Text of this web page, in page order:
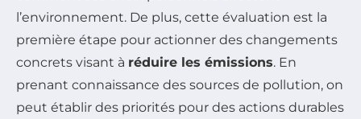
l’environnement. De plus, cette évaluation est la
première étape pour actionner des changements
concrets visant à réduire les émissions. En
prenant connaissance des sources de pollution, on
peut établir des priorités pour des actions durables